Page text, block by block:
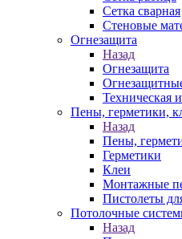
Сетка сварная
Стеновые
Огнезащита
Назад
Огнезащита
Техническая
Пены, герметики,
Назад
Пены,
Герметики
Клеи
Монтажные
Пистолеты
Потолочные
Назад